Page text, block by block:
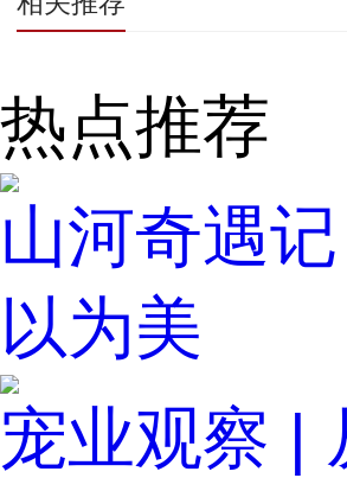
热点推荐
山河奇遇
以为美
宠业观察 |